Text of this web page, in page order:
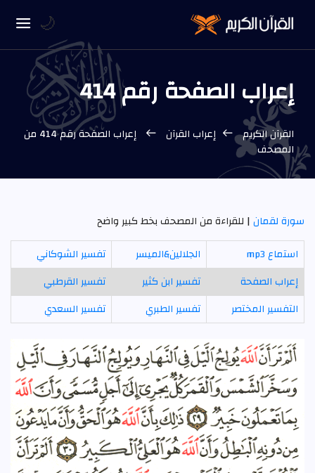
إعراب الصفحة رقم 414
القرآن الكريم إعراب القرآن
إعراب الصفحة رقم 414 من
المصحف
سورة لقمان| للقراءة من المصحف بخط كبير واضح
استماع mp3
الجلالين&الميسر
تفسير الشوكاني
إعراب الصفحة
تفسير ابن كثير
تفسير القرطبي
التفسير المختصر
تفسير الطبري تفسير السعدي
🌙